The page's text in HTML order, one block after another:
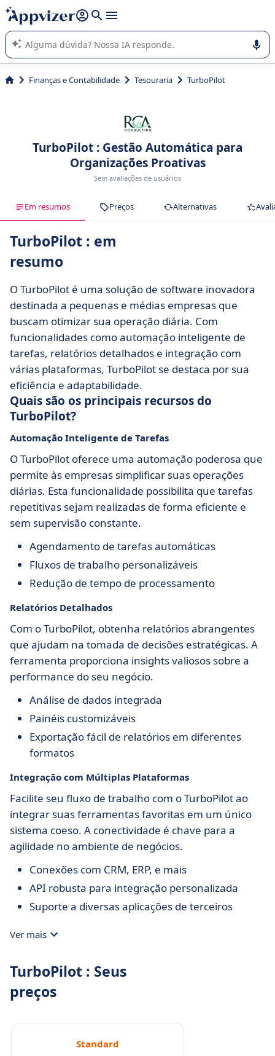
de nossa IA (várias linhas com
A IA do Appvizer o orienta no uso ou na seleção de software
SaaS para sua empresa.
Finanças e Contabilidade Tesouraria TurboPilot
TurboPilot : Gestão Automática para
Organizações Proativas
Sem avaliações de usuários
Em resumos Preços Alternativas
TurboPilot : em
resumo
O TurboPilot é uma solução de software inovadora
destinada a pequenas e médias empresas que
buscam otimizar sua operação diária. Com
funcionalidades como automação inteligente de
tarefas, relatórios detalhados e integração com
várias plataformas, TurboPilot se destaca por sua
eficiência e adaptabilidade.
Quais são os principais recursos do
TurboPilot?
Automação Inteligente de Tarefas
O TurboPilot oferece uma automação poderosa que
permite às empresas simplificar suas operações
diárias. Esta funcionalidade possibilita que tarefas
repetitivas sejam realizadas de forma eficiente e
sem supervisão constante.
Agendamento de tarefas automáticas
Fluxos de trabalho personalizáveis
Redução de tempo de processamento
Relatórios Detalhados
Com o TurboPilot, obtenha relatórios abrangentes
que ajudam na tomada de decisões estratégicas. A
ferramenta proporciona insights valiosos sobre a
performance do seu negócio.
Análise de dados integrada
Painéis customizáveis
Exportação fácil de relatórios em diferentes
formatos
Integração com Múltiplas Plataformas
Facilite seu fluxo de trabalho com o TurboPilot ao
integrar suas ferramentas favoritas em um único
sistema coeso. A conectividade é chave para a
agilidade no ambiente de negócios.
Conexões com CRM, ERP, e mais
API robusta para integração personalizada
Suporte a diversas aplicações de terceiros
Ver mais
TurboPilot : Seus
preços
Standard